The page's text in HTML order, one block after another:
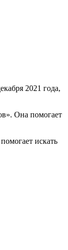
2021 года,
Она помогает
искать